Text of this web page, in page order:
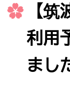
【筑
利用
まし